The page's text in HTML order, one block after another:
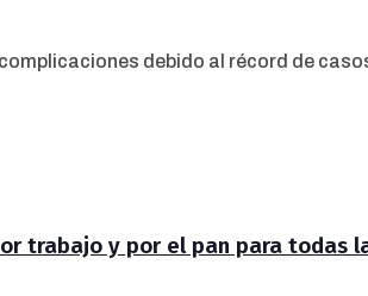
debido al récord de
trabajo y por el pan para todas